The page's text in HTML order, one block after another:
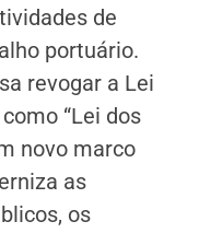
de
portuário.
revogar a Lei
“Lei dos
novo marco
as
os